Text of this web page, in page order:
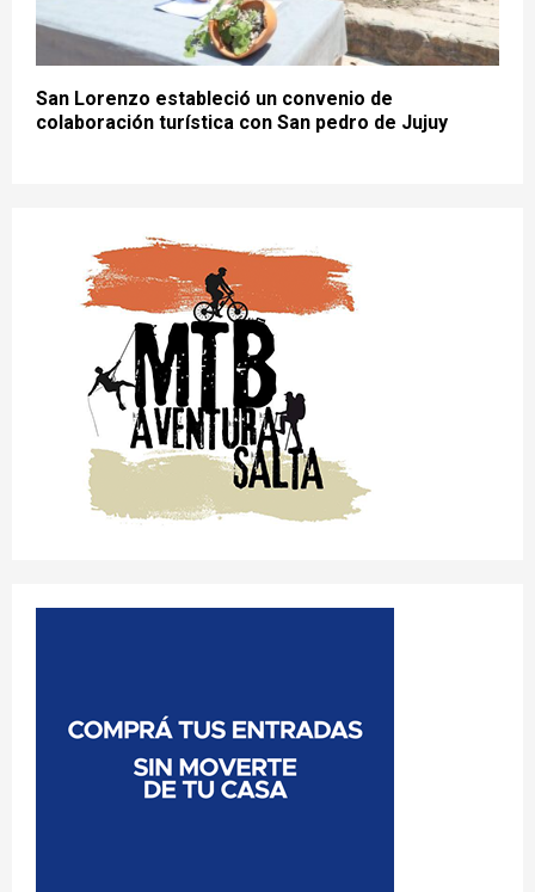
San Lorenzo estableció un convenio de
colaboración turística con San pedro de Jujuy